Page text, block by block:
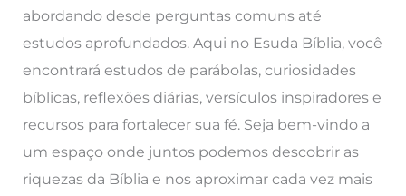
abordando desde perguntas comuns até
estudos aprofundados. Aqui no Esuda Bíblia, você
encontrará estudos de parábolas, curiosidades
bíblicas, reflexões diárias, versículos inspiradores e
recursos para fortalecer sua fé. Seja bem-vindo a
um espaço onde juntos podemos descobrir as
riquezas da Bíblia e nos aproximar cada vez mais